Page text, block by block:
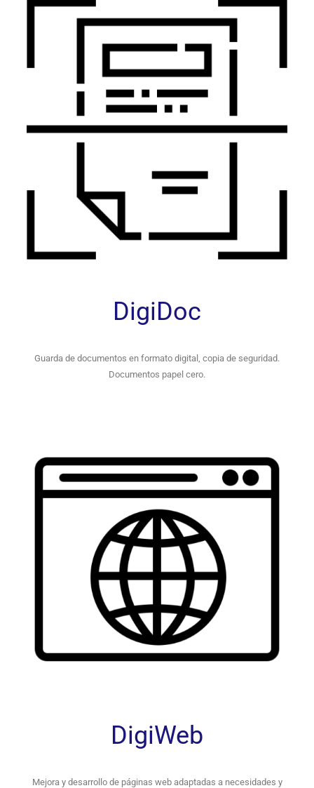
DigiDoc
Guarda de documentos en formato digital, copia de seguridad.
Documentos papel cero.
DigiWeb
Mejora y desarrollo de páginas web adaptadas a necesidades y